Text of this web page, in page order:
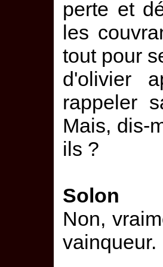
perte et
les
tout pour
d'olivier
rappeler
Mais, dis-
ils ?
Solon
Non,
vainqueur.